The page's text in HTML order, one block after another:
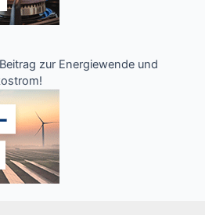
zur Energiewende und